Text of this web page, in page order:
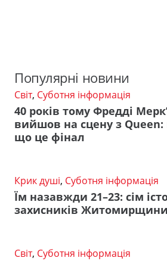
Популярні новини
Світ, Суботня інформація
40 років тому Фредді
вийшов на сцену з Queen:
що це фінал
Крик душі, Суботня інформація
Їм назавжди 21–23: сім
захисників Житомирщини
Світ, Суботня інформація